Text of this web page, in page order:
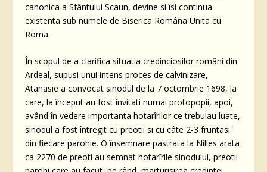
canonica a Sfântului Scaun, devine si îsi continua
existenta sub numele de Biserica Româna Unita cu
Roma.
În scopul de a clarifica situatia credinciosilor români din
Ardeal, supusi unui intens proces de calvinizare,
Atanasie a convocat sinodul de la 7 octombrie 1698, la
care, la început au fost invitati numai protopopii, apoi,
având în vedere importanta hotarîrilor ce trebuiau luate,
sinodul a fost întregit cu preotii si cu câte 2-3 fruntasi
din fiecare parohie. O însemnare pastrata la Nilles arata
ca 2270 de preoti au semnat hotarîrile sinodului, preotii